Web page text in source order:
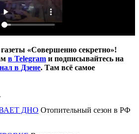
«Совершенно секретно»!
в Telegram и подписывайтесь на
в Дзене. Там всё самое
ДНО Отопительный сезон в РФ